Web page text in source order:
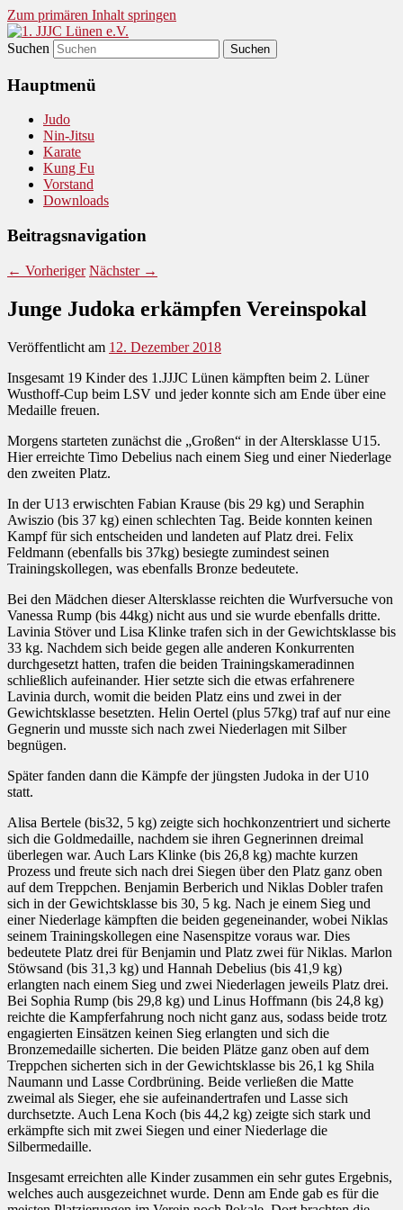
Zum primären Inhalt springen
1. JJJC Lünen e.V.
Judo und Ninjitsu
Suchen
Hauptmenü
Judo
Nin-Jitsu
Karate
Kung Fu
Vorstand
Downloads
Beitragsnavigation
← Vorheriger Nächster →
Junge Judoka erkämpfen Vereinspokal
Veröffentlicht am 12. Dezember 2018
Insgesamt 19 Kinder des 1.JJJC Lünen kämpften beim 2. Lüner
Wusthoff-Cup beim LSV und jeder konnte sich am Ende über eine
Medaille freuen.
Morgens starteten zunächst die „Großen“ in der Altersklasse U15.
Hier erreichte Timo Debelius nach einem Sieg und einer Niederlage
den zweiten Platz.
In der U13 erwischten Fabian Krause (bis 29 kg) und Seraphin
Awiszio (bis 37 kg) einen schlechten Tag. Beide konnten keinen
Kampf für sich entscheiden und landeten auf Platz drei. Felix
Feldmann (ebenfalls bis 37kg) besiegte zumindest seinen
Trainingskollegen, was ebenfalls Bronze bedeutete.
Bei den Mädchen dieser Altersklasse reichten die Wurfversuche von
Vanessa Rump (bis 44kg) nicht aus und sie wurde ebenfalls dritte.
Lavinia Stöver und Lisa Klinke trafen sich in der Gewichtsklasse bis
33 kg. Nachdem sich beide gegen alle anderen Konkurrenten
durchgesetzt hatten, trafen die beiden Trainingskameradinnen
schließlich aufeinander. Hier setzte sich die etwas erfahrenere
Lavinia durch, womit die beiden Platz eins und zwei in der
Gewichtsklasse besetzten. Helin Oertel (plus 57kg) traf auf nur eine
Gegnerin und musste sich nach zwei Niederlagen mit Silber
begnügen.
Später fanden dann die Kämpfe der jüngsten Judoka in der U10
statt.
Alisa Bertele (bis32, 5 kg) zeigte sich hochkonzentriert und sicherte
sich die Goldmedaille, nachdem sie ihren Gegnerinnen dreimal
überlegen war. Auch Lars Klinke (bis 26,8 kg) machte kurzen
Prozess und freute sich nach drei Siegen über den Platz ganz oben
auf dem Treppchen. Benjamin Berberich und Niklas Dobler trafen
sich in der Gewichtsklasse bis 30, 5 kg. Nach je einem Sieg und
einer Niederlage kämpften die beiden gegeneinander, wobei Niklas
seinem Trainingskollegen eine Nasenspitze voraus war. Dies
bedeutete Platz drei für Benjamin und Platz zwei für Niklas. Marlon
Stöwsand (bis 31,3 kg) und Hannah Debelius (bis 41,9 kg)
erlangten nach einem Sieg und zwei Niederlagen jeweils Platz drei.
Bei Sophia Rump (bis 29,8 kg) und Linus Hoffmann (bis 24,8 kg)
reichte die Kampferfahrung noch nicht ganz aus, sodass beide trotz
engagierten Einsätzen keinen Sieg erlangten und sich die
Bronzemedaille sicherten. Die beiden Plätze ganz oben auf dem
Treppchen sicherten sich in der Gewichtsklasse bis 26,1 kg Shila
Naumann und Lasse Cordbrüning. Beide verließen die Matte
zweimal als Sieger, ehe sie aufeinandertrafen und Lasse sich
durchsetzte. Auch Lena Koch (bis 44,2 kg) zeigte sich stark und
erkämpfte sich mit zwei Siegen und einer Niederlage die
Silbermedaille.
Insgesamt erreichten alle Kinder zusammen ein sehr gutes Ergebnis,
welches auch ausgezeichnet wurde. Denn am Ende gab es für die